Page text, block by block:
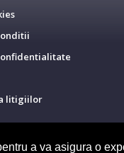
a va asigura o
litigiilor